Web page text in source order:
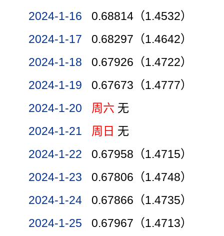
2024-1-16
0.68814（1.4532）
2024-1-17
0.68297（1.4642）
2024-1-18
0.67926（1.4722）
2024-1-19
0.67673（1.4777）
2024-1-20
周六 无
2024-1-21
周日 无
2024-1-22
0.67958（1.4715）
2024-1-23
0.67806（1.4748）
2024-1-24
0.67866（1.4735）
2024-1-25
0.67967（1.4713）